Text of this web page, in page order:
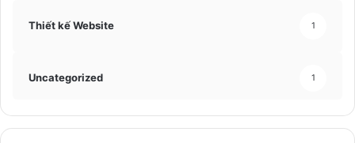
Thiết kế Website 1
Uncategorized 1